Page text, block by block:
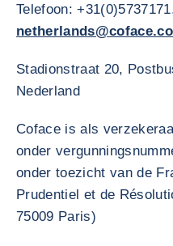
Telefoon:
Stadionstraat 20,
Nederland
Coface is als
onder
onder toezicht van de
Prudentiel et de
75009 Paris)